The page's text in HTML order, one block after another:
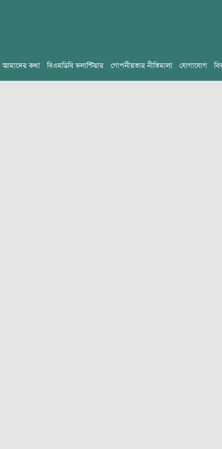
আমাদের কথা বিএমডিবি ভলান্টিয়ার গোপনীয়তার নীতিমালা যোগাযোগ